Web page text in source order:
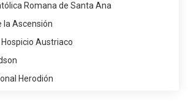
Romana de Santa Ana
la Ascensión
Hospicio Austriaco
Herodión